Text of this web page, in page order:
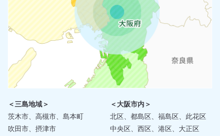
＜三島地域＞
茨木市、高槻市、島本町
吹田市、摂津市
＜大阪市内＞
北区、都島区、福島区、此花区
中央区、西区、港区、大正区